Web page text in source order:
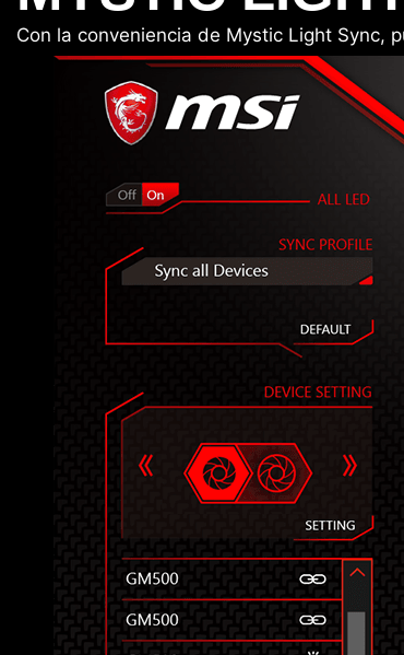
Con la conveniencia de Mystic Light Sync,